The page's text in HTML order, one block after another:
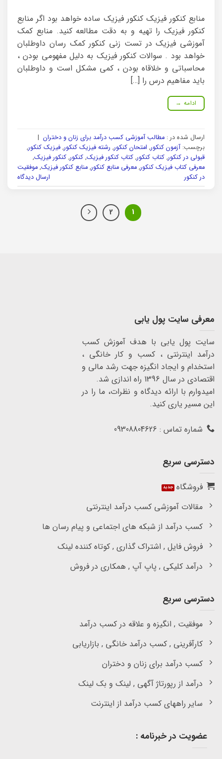
منابع کنکور فیزیک کنکور فیزیک ساده خواهد بود اگر منابع
کنکور فیزیک را تهیه و به دقت مطالعه کنید. منابع کمک
آموزشی فیزیک در تست زنی کنکور کمک رسان داوطلبان
خواهد بود . سوالات کنکور فیزیک به دلیل مفهومی بودن ،
محاسباتی و خلاقاه بودن ، کمی مشکل است و داوطلبان
باید مفاهیم درس را […]
ادامه →
ارسال شده در : مطالب آموزشی کسب درآمد برای زنان و دختران |
برچسب:آزمون کنکور, امتحان کنکور, رشته فیزیک کنکور, فیزیک کنکور,
قبولی در کنکور, کتاب کنکور, کتاب کنکور فیزیک, کنکور, کنکور فیزیک,
معرفی کتاب فیزیک کنکور, معرفی منابع کنکور, منابع کنکور فیزیک, موفقیت
در کنکور
ارسال دیدگاه
1
2
معرفی سایت پول یابی
سایت پول یابی با هدف آموزش کسب
درآمد اینترنتی ، کسب و کار خانگی ،
استخدام و ایجاد انگیزه جهت رشد مالی و
اقتصادی در سال 1396 راه اندازی شد.
امیدوارم با ارائه دیدگاه و نظرات، ما را در
این مسیر یاری کنید.
شماره تماس : 09308804626
دسترسی سریع
فروشگاه
مقالات آموزشی کسب درآمد اینترنتی
کسب درآمد از شبکه های اجتماعی و پیام رسان ها
فروش فایل , اشتراک گذاری , کوتاه کننده لینک
درآمد کلیکی , پاپ آپ , همکاری در فروش
دسترسی سریع
موفقیت , انگیزه و علاقه در کسب درآمد
کارآفرینی , کسب درآمد خانگی , بازاریابی
کسب درآمد برای زنان و دختران
درآمد از رپورتاژ آگهی , لینک و بک لینک
سایر راههای کسب درآمد از اینترنت
عضویت در خبرنامه :